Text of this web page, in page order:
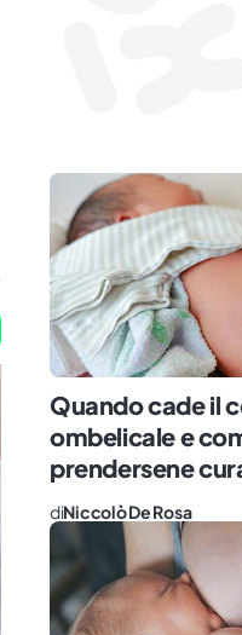
Quando cade il
ombelicale e
prendersene
diNiccolò De Rosa